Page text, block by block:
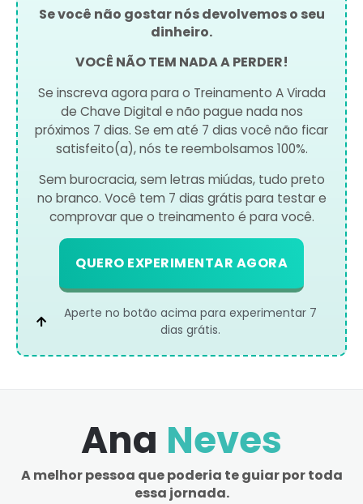
Se você não gostar nós devolvemos o seu
dinheiro.
VOCÊ NÃO TEM NADA A PERDER!
Se inscreva agora para o Treinamento A Virada
de Chave Digital e não pague nada nos
próximos 7 dias. Se em até 7 dias você não ficar
satisfeito(a), nós te reembolsamos 100%.
Sem burocracia, sem letras miúdas, tudo preto
no branco. Você tem 7 dias grátis para testar e
comprovar que o treinamento é para você.
QUERO EXPERIMENTAR AGORA
Aperte no botão acima para experimentar 7
dias grátis.
Ana Neves
A melhor pessoa que poderia te guiar por toda
essa jornada.